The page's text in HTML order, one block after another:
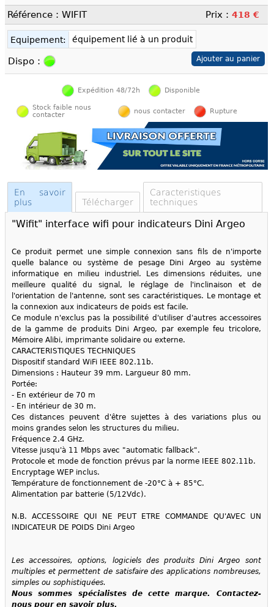
Référence : WIFIT Prix : 418 €
Equipement: équipement lié à un produit
Dispo :
Expédition 48/72h Disponible
Stock faible nous
contacter
nous contacter Rupture
En savoir
plus
Télécharger
Caracteristiques
techniques
"Wifit" interface wifi pour indicateurs Dini Argeo
Ce produit permet une simple connexion sans fils de n'importe
quelle balance ou système de pesage Dini Argeo au système
informatique en milieu industriel. Les dimensions réduites, une
meilleure qualité du signal, le réglage de l'inclinaison et de
l'orientation de l'antenne, sont ses caractéristiques. Le montage et
la connexion aux indicateurs de poids est facile.
Ce module n'exclus pas la possibilité d'utiliser d'autres accessoires
de la gamme de produits Dini Argeo, par exemple feu tricolore,
Mémoire Alibi, imprimante solidaire ou externe.
CARACTERISTIQUES TECHNIQUES
Dispositif standard WiFi IEEE 802.11b.
Dimensions : Hauteur 39 mm. Largueur 80 mm.
Portée:
- En extérieur de 70 m
- En intérieur de 30 m.
Ces distances peuvent d'être sujettes à des variations plus ou
moins grandes selon les structures du milieu.
Fréquence 2.4 GHz.
Vitesse jusqu'à 11 Mbps avec "automatic fallback".
Protocole et mode de fonction prévus par la norme IEEE 802.11b.
Encryptage WEP inclus.
Température de fonctionnement de -20°C à + 85°C.
Alimentation par batterie (5/12Vdc).
N.B. ACCESSOIRE QUI NE PEUT ETRE COMMANDE QU'AVEC UN
INDICATEUR DE POIDS Dini Argeo
Les accessoires, options, logiciels des produits Dini Argeo sont
multiples et permettent de satisfaire des applications nombreuses,
simples ou sophistiquées.
Nous sommes spécialistes de cette marque. Contactez-
nous pour en savoir plus.